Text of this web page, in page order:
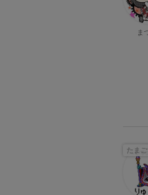
ま
たまご